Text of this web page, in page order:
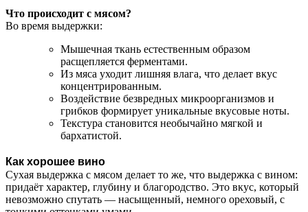
Что происходит с мясом?
Во время выдержки:
Мышечная ткань естественным образом
расщепляется ферментами.
Из мяса уходит лишняя влага, что делает вкус
концентрированным.
Воздействие безвредных микроорганизмов и
грибков формирует уникальные вкусовые ноты.
Текстура становится необычайно мягкой и
бархатистой.
Как хорошее вино
Сухая выдержка с мясом делает то же, что выдержка с вином:
придаёт характер, глубину и благородство. Это вкус, который
невозможно спутать — насыщенный, немного ореховый, с